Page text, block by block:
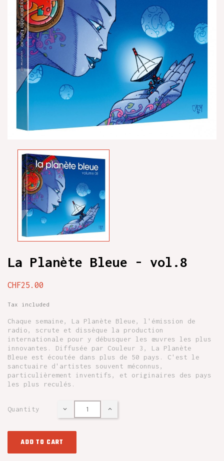
La Planète Bleue - vol.8
CHF25.00
Tax included
Chaque semaine, La Planète Bleue, l'émission de
radio, scrute et dissèque la production
internationale pour y débusquer les œuvres les plus
innovantes. Diffusée par Couleur 3, La Planète
Bleue est écoutée dans plus de 50 pays. C'est le
sanctuaire d'artistes souvent méconnus,
particulièrement inventifs, et originaires des pays
les plus reculés.
Quantity
ADD TO CART